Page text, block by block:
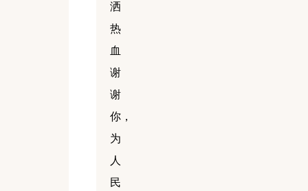
洒
热
血
谢
谢
你，
为
人
民